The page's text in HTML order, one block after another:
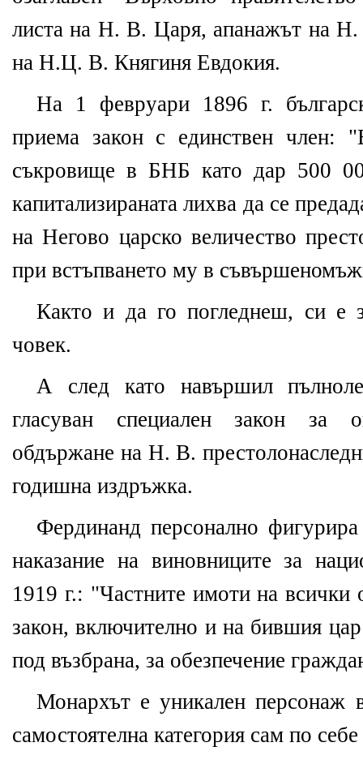
листа на Н. В. Царя, апанажът на
на Н.Ц. В. Княгиня Евдокия.
На 1 февруари 1896 г.
приема закон с единствен член:
съкровище в БНБ като дар 500
капитализираната лихва да се
на Негово царско величество
при встъпването му в
Както и да го погледнеш, си е
човек.
А след като навършил
гласуван специален закон за
обдържане на Н. В.
годишна издръжка.
Фердинанд персонално
наказание на виновниците за
1919 г.: "Частните имоти на всички
закон, включително и на бившия
под възбрана, за обезпечение
Монархът е уникален персонаж
самостоятелна категория сам по